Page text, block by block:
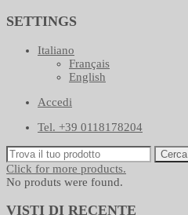
SETTINGS
Italiano
Français
English
Accedi
Tel. +39 0118178204
Cerca
Click for more products.
No produts were found.
VISTI DI RECENTE